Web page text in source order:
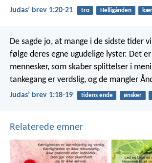
Judasʼ brev 1:20-21 tro Helligånden
De sagde jo, at mange i de sidste tider
følge deres egne ugudelige lyster. Det
mennesker, som skaber splittelser i
tankegang er verdslig, og de mangler
Judasʼ brev 1:18-19 tidens ende ønsker
Relaterede emner